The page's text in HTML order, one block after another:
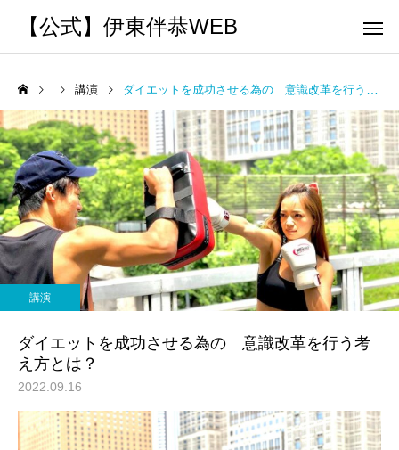
【公式】伊東伴恭WEB
トレーナーとして 個別トレー
出張 講演 セミナー 運動・体操
パーソナルトレーニ
ング
キックボクシングで本当に
痩せますか？｜元日本王者
で答えます
パーソナルトレーニ
ング
パーソナルトレーナー
び方｜失敗しない7つ
解説
講演 ダイエットを成功させる為の 意識改革を行う考え方とは？
講演
ダイエットを成功させる為の 意識改革を行う考
え方とは？
2022.09.16